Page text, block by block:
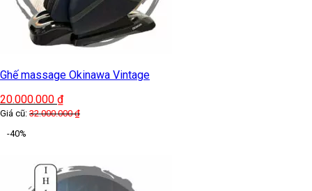
Ghế massage Okinawa Vintage
20.000.000 ₫
Giá cũ: 32.000.000₫
-40%